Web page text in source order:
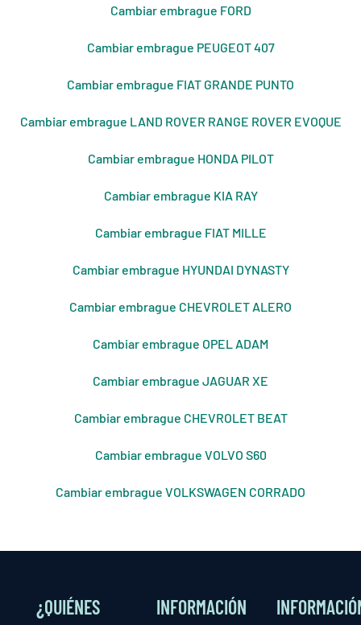
Cambiar embrague FORD
Cambiar embrague PEUGEOT 407
Cambiar embrague FIAT GRANDE PUNTO
Cambiar embrague LAND ROVER RANGE ROVER EVOQUE
Cambiar embrague HONDA PILOT
Cambiar embrague KIA RAY
Cambiar embrague FIAT MILLE
Cambiar embrague HYUNDAI DYNASTY
Cambiar embrague CHEVROLET ALERO
Cambiar embrague OPEL ADAM
Cambiar embrague JAGUAR XE
Cambiar embrague CHEVROLET BEAT
Cambiar embrague VOLVO S60
Cambiar embrague VOLKSWAGEN CORRADO
¿QUIÉNES
INFORMACIÓN